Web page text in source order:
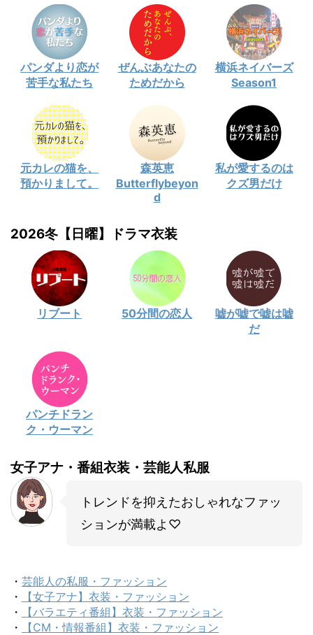
パンダより恋が
苦手な私たち
ぜんぶあなたの
ためだから
横浜ネイバーズ
Season1
元カレの猫を、
預かりまして。
森英恵
Butterflybeyon
d
私が愛するのは
クズ男だけ
2026冬【日曜】ドラマ衣装
リブート 50分間の恋人
嘘が嘘で嘘は嘘
だ
パンチドラン
ク・ウーマン
女子アナ・番組衣装・芸能人私服
トレンドを抑えたおしゃれなファッ
ションが満載よ♡
・ 芸能人の私服・ファッション
・
【女子アナ】衣装・ファッション
・
【バラエティ番組】衣装・ファッション
・
【CM・情報番組】衣装・ファッション